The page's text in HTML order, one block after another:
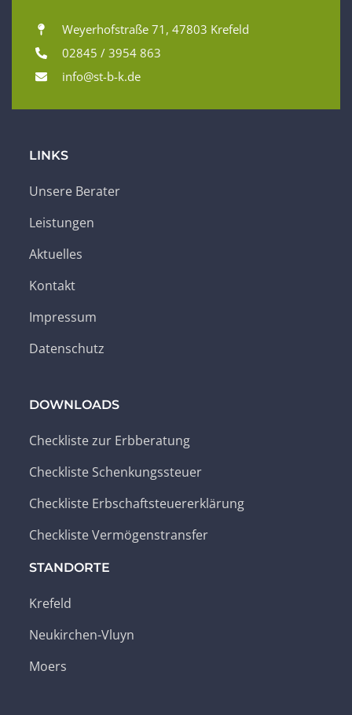
Weyerhofstraße 71, 47803 Krefeld
02845 / 3954 863
info@st-b-k.de
LINKS
Unsere Berater
Leistungen
Aktuelles
Kontakt
Impressum
Datenschutz
DOWNLOADS
Checkliste zur Erbberatung
Checkliste Schenkungssteuer
Checkliste Erbschaftsteuererklärung
Checkliste Vermögenstransfer
STANDORTE
Krefeld
Neukirchen-Vluyn
Moers